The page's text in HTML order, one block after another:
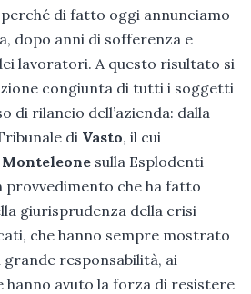
di fatto oggi annunciamo
dopo anni di sofferenza e
lavoratori. A questo risultato si
congiunta di tutti i soggetti
di rilancio dell’azienda: dalla
di Vasto, il cui
sulla Esplodenti
provvedimento che ha fatto
giurisprudenza della crisi
che hanno sempre mostrato
responsabilità, ai
hanno avuto la forza di resistere